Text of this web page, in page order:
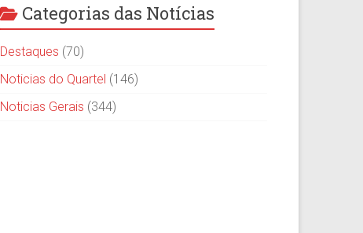
Categorias das Notícias
Destaques (70)
Noticias do Quartel (146)
Noticias Gerais (344)